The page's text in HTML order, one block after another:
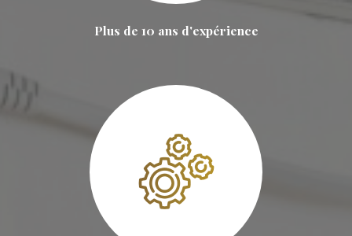
Plus de 10 ans d'expérience